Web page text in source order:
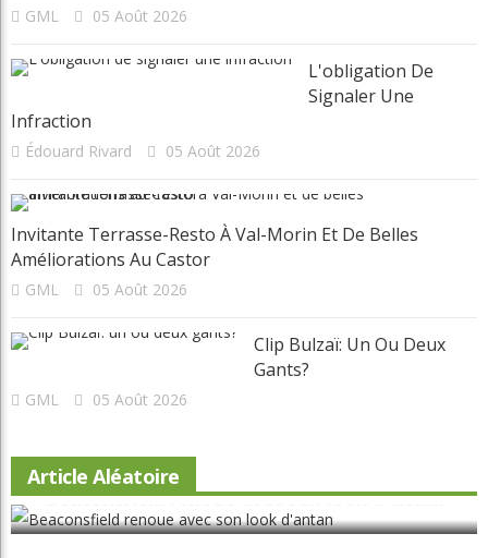
GML 05 Août 2026
L'obligation De
Signaler Une
Infraction
Édouard Rivard 05 Août 2026
Invitante Terrasse-Resto À Val-Morin Et De Belles
Améliorations Au Castor
GML 05 Août 2026
Clip Bulzaï: Un Ou Deux
Gants?
GML 05 Août 2026
Article Aléatoire
Beaconsfield renoue avec son look d'antan